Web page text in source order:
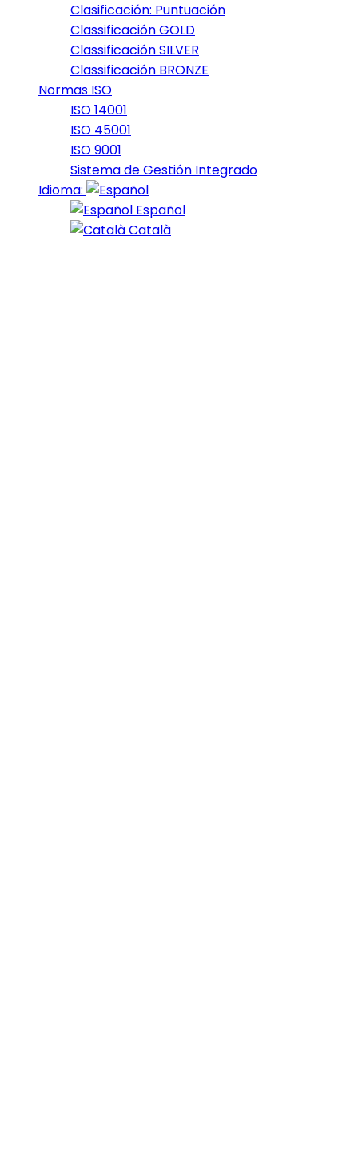
Clasificación: Puntuación
Classificación GOLD
Classificación SILVER
Classificación BRONZE
Normas ISO
ISO 14001
ISO 45001
ISO 9001
Sistema de Gestión Integrado
Idioma:
Español
Català